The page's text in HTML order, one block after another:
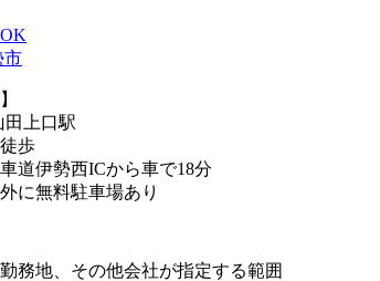
市
田上口駅
歩
道伊勢西ICから車で18分
に無料駐車場あり
務地、その他会社が指定する範囲